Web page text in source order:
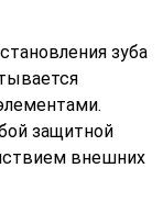
зуба
защитной
внешних